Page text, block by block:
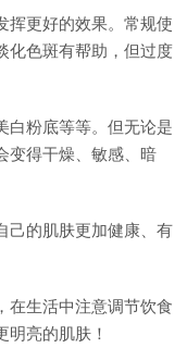
挥更好的效果。常规使
化色斑有帮助，但过度
白粉底等等。但无论是
变得干燥、敏感、暗
己的肌肤更加健康、有
在生活中注意调节饮食
亮的肌肤！